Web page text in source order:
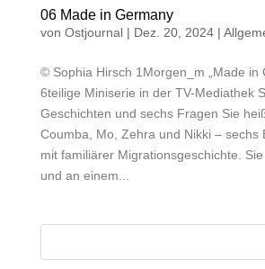
06 Made in Germany
von Ostjournal| Dez. 20, 2024|
© Sophia Hirsch 1Morgen_m „Made in
6teilige Miniserie in der TV-Mediathek
Geschichten und sechs Fragen Sie
Coumba, Mo, Zehra und Nikki – sechs
mit familiärer Migrationsgeschichte.
und an einem...